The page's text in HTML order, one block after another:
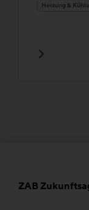
Heizung &
ZAB